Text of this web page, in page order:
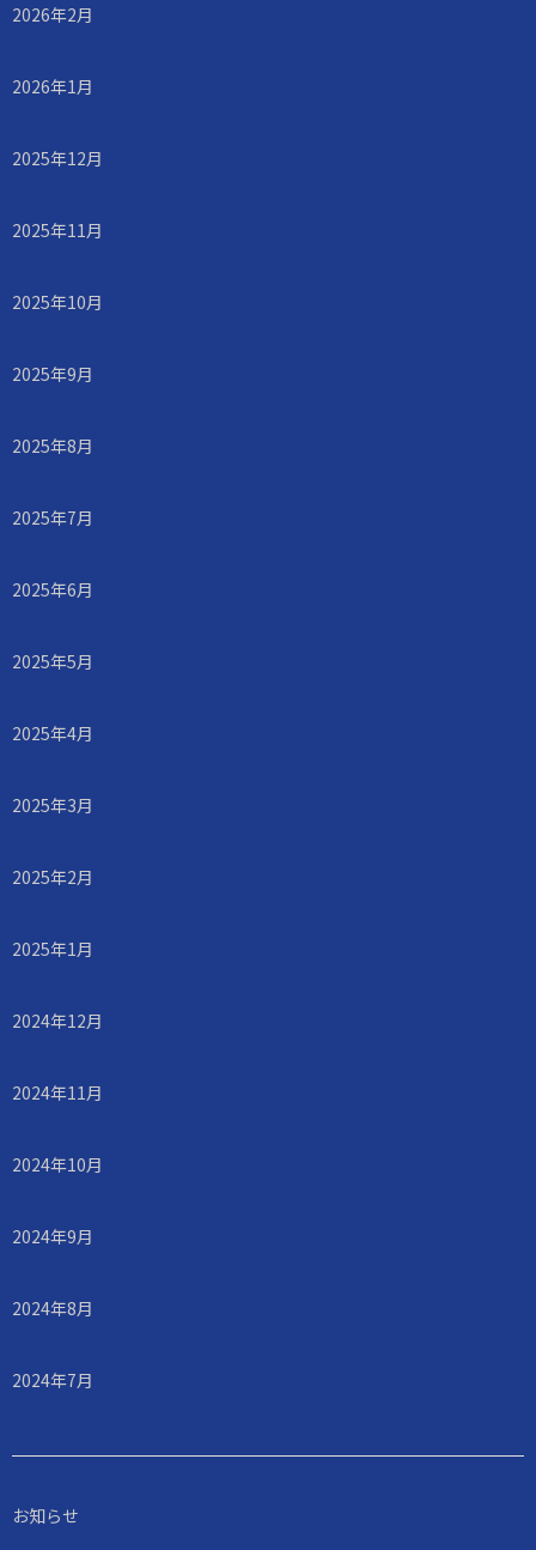
2026年2月
2026年1月
2025年12月
2025年11月
2025年10月
2025年9月
2025年8月
2025年7月
2025年6月
2025年5月
2025年4月
2025年3月
2025年2月
2025年1月
2024年12月
2024年11月
2024年10月
2024年9月
2024年8月
2024年7月
お知らせ